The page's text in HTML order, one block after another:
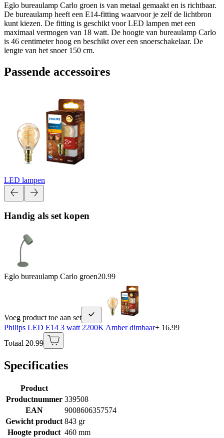
Eglo bureaulamp Carlo groen is van metaal gemaakt en is richtbaar.
De bureaulamp heeft een E14-fitting waarvoor je zelf de lichtbron
kunt kiezen. De fitting is geschikt voor LED lampen met een
maximaal vermogen van 18 watt. De hoogte van bureaulamp Carlo
is 46 centimeter hoog en beschikt over een snoerschakelaar. De
lengte van het snoer 150 cm.
Passende accessoires
LED lampen
Handig als set kopen
Eglo bureaulamp Carlo groen20.99
Voeg product toe aan set
Philips LED E14 3 watt 2200K Amber dimbaar+ 16.99
Totaal 20.99
Specificaties
Product
Productnummer 339508
EAN
9008606357574
Gewicht product 843 gr
Hoogte product 460 mm